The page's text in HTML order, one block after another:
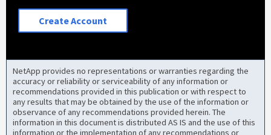
Create Account
NetApp provides no representations or warranties regarding the
accuracy or reliability or serviceability of any information or
recommendations provided in this publication or with respect to
any results that may be obtained by the use of the information or
observance of any recommendations provided herein. The
information in this document is distributed AS IS and the use of this